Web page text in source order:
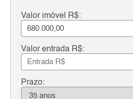
Valor imóvel R$:
Valor entrada R$:
Prazo: